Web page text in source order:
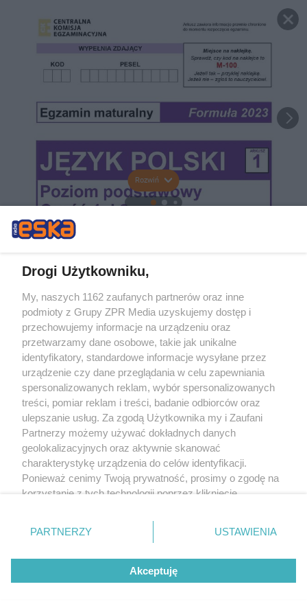
Rozwiń
Drogi Użytkowniku,
My, naszych 1162 zaufanych partnerów oraz inne
podmioty z Grupy ZPR Media uzyskujemy dostęp i
przechowujemy informacje na urządzeniu oraz
przetwarzamy dane osobowe, takie jak unikalne
identyfikatory, standardowe informacje wysyłane przez
urządzenie czy dane przeglądania w celu zapewniania
spersonalizowanych reklam, wybór spersonalizowanych
treści, pomiar reklam i treści, badanie odbiorców oraz
ulepszanie usług. Za zgodą Użytkownika my i Zaufani
Partnerzy możemy używać dokładnych danych
geolokalizacyjnych oraz aktywnie skanować
charakterystykę urządzenia do celów identyfikacji.
Ponieważ cenimy Twoją prywatność, prosimy o zgodę na
korzystanie z tych technologii poprzez kliknięcie
zmienić/wycofać klikając przycisk ustawień prywatności
znajdujący się w lewym dolnym rogu strony
rodzaje przetwarzania danych nie wymagają zgody
użytkownika, ale masz prawo sprzeciwić się takiemu
przetwarzaniu. Preferencje będą miały zastosowanie tylko
PARTNERZY USTAWIENIA
Akceptuję